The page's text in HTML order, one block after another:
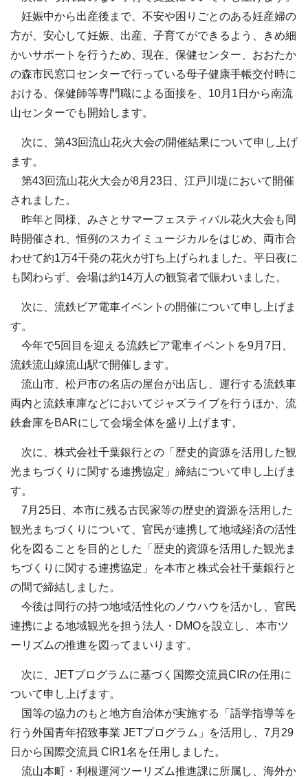
妊娠中から出産後まで、不安や困りごとのある妊産婦の
方が、安心して妊娠、出産、子育てができるよう、きめ細
かいサポートを行うため、現在、保健センター、おおたか
の森市民窓口センターで行っている母子健康手帳交付時に
おける、保健師等専門職による面接を、10月1日から南流
山センターでも開始します。
次に、第43回流山花火大会の開催結果について申し上げ
ます。
第43回流山花火大会が8月23日、江戸川堤において開催
されました。
昨年と同様、みさとサマーフェスティバル花火大会も同
時開催され、恒例のスカイミュージカルをはじめ、両市合
わせて約1万4千発の花火が打ち上げられました。平日夜に
も関わらず、会場は約14万人の観覧者で賑わいました。
次に、流鉄ビア電車イベントの開催について申し上げま
す。
今年で5回目を迎える流鉄ビア電車イベントを9月7日、
流鉄流山線流山駅で開催します。
流山市、松戸市の名店の屋台が出店し、運行する流鉄車
両内と流鉄車庫などにおいてジャズライブを行うほか、流
鉄倉庫をBARにして会場全体を盛り上げます。
次に、株式会社千葉銀行との「歴史的資源を活用した観
光まちづくりに関する連携協定」締結について申し上げま
す。
7月25日、本市に残る古民家等の歴史的資源を活用した
観光まちづくりについて、官民が連携して地域経済の活性
化を図ることを目的とした「歴史的資源を活用した観光ま
ちづくりに関する連携協定」を本市と株式会社千葉銀行と
の間で締結しました。
今後は同行の持つ地域活性化のノウハウを活かし、官民
連携による地域観光を担う法人・DMOを設立し、本市ツ
ーリズムの推進を図ってまいります。
次に、JETプログラムに基づく国際交流員CIRの任用に
ついて申し上げます。
国等の協力のもと地方自治体が実施する「語学指導等を
行う外国青年招致事業 JETプログラム」を活用し、7月29
日から国際交流員 CIR1名を任用しました。
流山本町・利根運河ツーリズム推進課に所属し、海外か